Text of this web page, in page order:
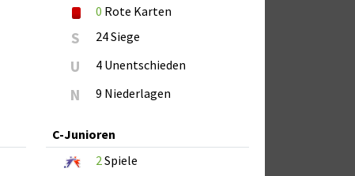
0 Rote Karten
S 24 Siege
U 4 Unentschieden
N 9 Niederlagen
C-Junioren
2 Spiele